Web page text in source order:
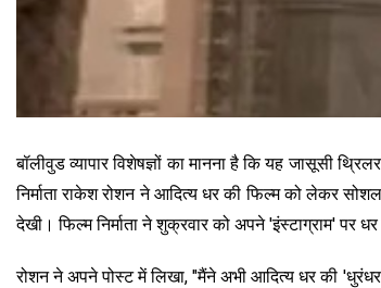
बॉलीवुड व्यापार विशेषज्ञों का मानना है कि यह जासूसी
निर्माता राकेश रोशन ने आदित्य धर की फिल्म को लेकर
देखी। फिल्म निर्माता ने शुक्रवार को अपने 'इंस्टाग्राम' पर
रोशन ने अपने पोस्ट में लिखा, "मैंने अभी आदित्य धर की